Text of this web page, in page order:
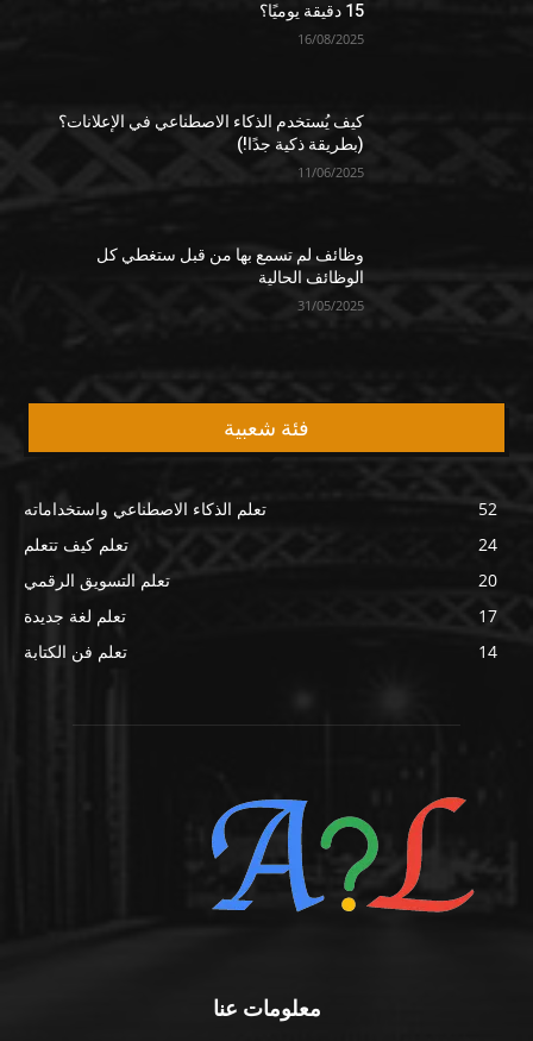
15 دقيقة يوميًا؟
16/08/2025
كيف يُستخدم الذكاء الاصطناعي في الإعلانات؟
(بطريقة ذكية جدًا!)
11/06/2025
وظائف لم تسمع بها من قبل ستغطي كل
الوظائف الحالية
31/05/2025
فئة شعبية
تعلم الذكاء الاصطناعي واستخداماته
52
تعلم كيف تتعلم
24
تعلم التسويق الرقمي
20
تعلم لغة جديدة
17
تعلم فن الكتابة
14
معلومات عنا